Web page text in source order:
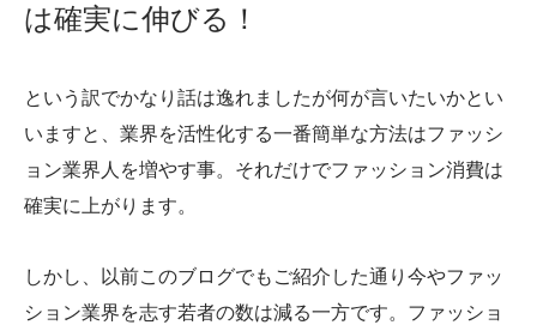
は確実に伸びる！
という訳でかなり話は逸れましたが何が言いたいかとい
いますと、業界を活性化する一番簡単な方法はファッシ
ョン業界人を増やす事。それだけでファッション消費は
確実に上がります。
しかし、以前このブログでもご紹介した通り今やファッ
ション業界を志す若者の数は減る一方です。ファッショ